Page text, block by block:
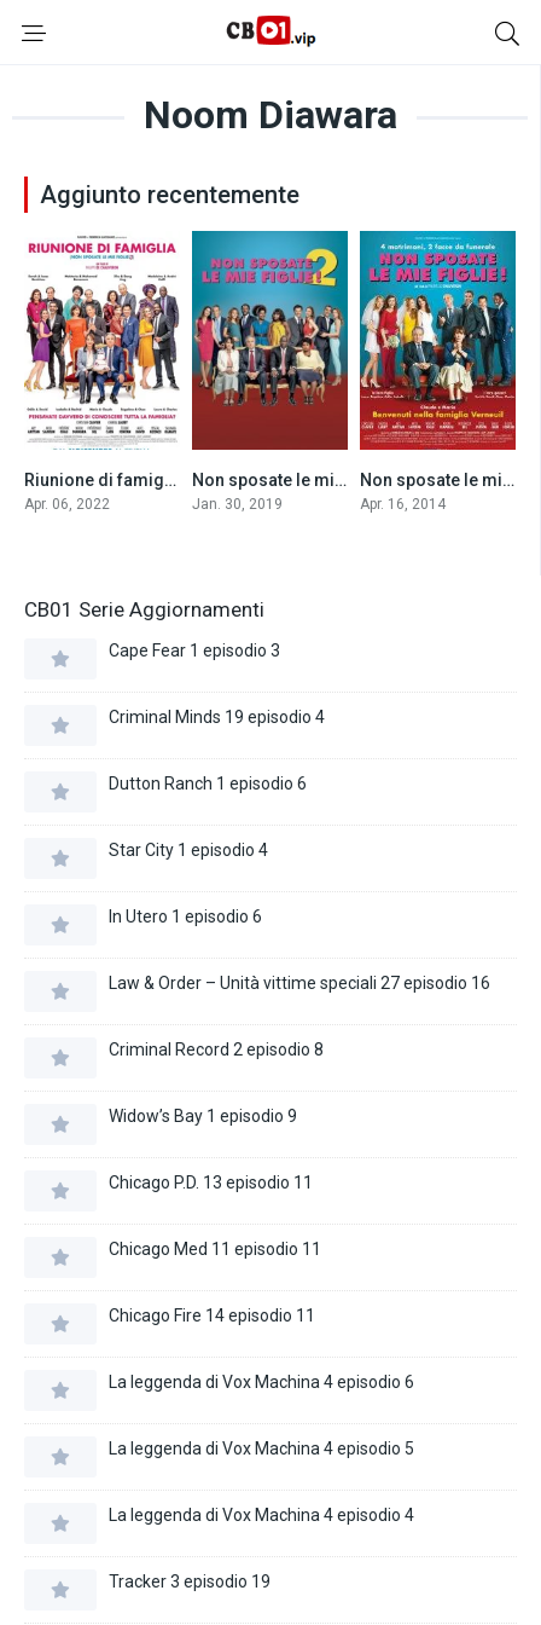
Noom Diawara
Aggiunto recentemente
6.1Riunione di famiglia – Non sposate le mie figlie 3 (2022)
Apr. 06, 2022
6.3Non sposate le mie figlie 2 (2019)
Jan. 30, 2019
7.0Non sposate le mie figlie! (2014)
Apr. 16, 2014
CB01 Serie Aggiornamenti
Cape Fear 1 episodio 3
Criminal Minds 19 episodio 4
Dutton Ranch 1 episodio 6
Star City 1 episodio 4
In Utero 1 episodio 6
Law & Order – Unità vittime speciali 27 episodio 16
Criminal Record 2 episodio 8
Widow’s Bay 1 episodio 9
Chicago P.D. 13 episodio 11
Chicago Med 11 episodio 11
Chicago Fire 14 episodio 11
La leggenda di Vox Machina 4 episodio 6
La leggenda di Vox Machina 4 episodio 5
La leggenda di Vox Machina 4 episodio 4
Tracker 3 episodio 19